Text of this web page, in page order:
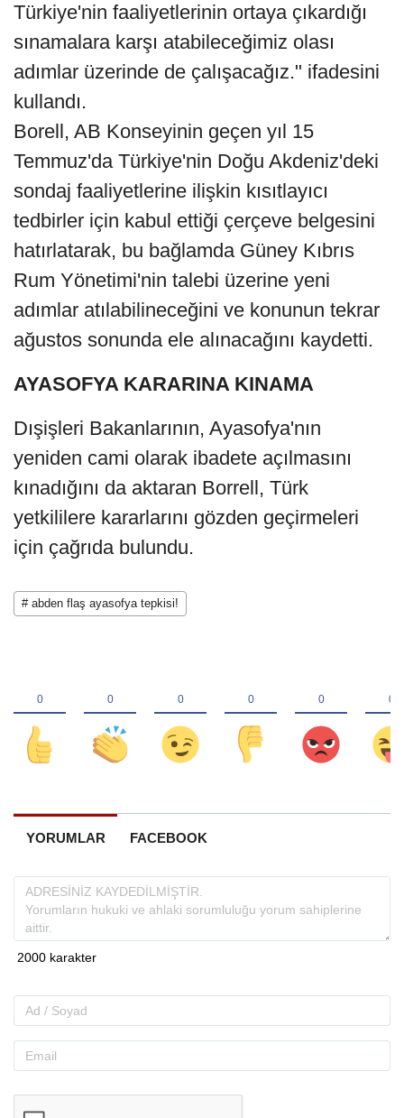
Türkiye'nin faaliyetlerinin ortaya çıkardığı
sınamalara karşı atabileceğimiz olası
adımlar üzerinde de çalışacağız." ifadesini
kullandı.
Borell, AB Konseyinin geçen yıl 15
Temmuz'da Türkiye'nin Doğu Akdeniz'deki
sondaj faaliyetlerine ilişkin kısıtlayıcı
tedbirler için kabul ettiği çerçeve belgesini
hatırlatarak, bu bağlamda Güney Kıbrıs
Rum Yönetimi'nin talebi üzerine yeni
adımlar atılabilineceğini ve konunun tekrar
ağustos sonunda ele alınacağını kaydetti.
AYASOFYA KARARINA KINAMA
Dışişleri Bakanlarının, Ayasofya'nın
yeniden cami olarak ibadete açılmasını
kınadığını da aktaran Borrell, Türk
yetkililere kararlarını gözden geçirmeleri
için çağrıda bulundu.
# abden flaş ayasofya tepkisi!
YORUMLAR FACEBOOK